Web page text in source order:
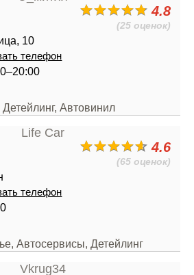
4.8
(25 оценок)
10
телефон
Детейлинг, Автовинил
4.6
(65 оценок)
телефон
Автосервисы, Детейлинг